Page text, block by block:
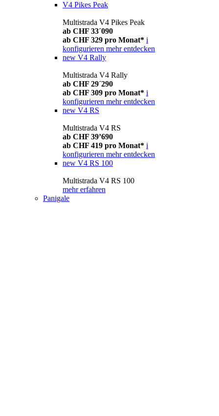
V4 Pikes Peak
Multistrada V4 Pikes Peak
ab CHF 33´090
ab CHF 329 pro Monat* i
konfigurieren mehr entdecken
new V4 Rally
Multistrada V4 Rally
ab CHF 29´290
ab CHF 309 pro Monat* i
konfigurieren mehr entdecken
new V4 RS
Multistrada V4 RS
ab CHF 39’690
ab CHF 419 pro Monat* i
konfigurieren mehr entdecken
new V4 RS 100
Multistrada V4 RS 100
mehr erfahren
Panigale